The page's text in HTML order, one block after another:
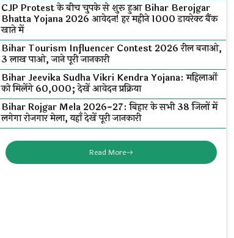
CJP Protest के बीच चुपके से शुरू हुआ Bihar Berojgar
Bhatta Yojana 2026 आवेदन! हर महीने ₹1000 डायरेक्ट बैंक
खाते में
Bihar Tourism Influencer Contest 2026 रील बनाओ,
₹3 लाख पाओ, जाने पूरी जानकारी
Bihar Jeevika Sudha Vikri Kendra Yojana: महिलाओं
को मिलेंगे ₹60,000; देखें आवेदन प्रक्रिया
Bihar Rojgar Mela 2026-27: बिहार के सभी 38 जिलों में
लगेगा रोजगार मेला, यहाँ देखें पूरी जानकारी
Read More